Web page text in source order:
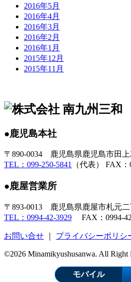
2016年5月
2016年4月
2016年3月
2016年2月
2016年1月
2015年12月
2015年11月
●鹿児島本社
〒890-0034 鹿児島県鹿児島市田上
TEL：099-250-5841
（代表） FAX
●鹿屋営業所
〒893-0013 鹿児島県鹿屋市札元二
TEL：0994-42-3929 FAX：0994-
お問い合せ プライバシーポリシ
©2026 Minamikyushusanwa. All Right
モバイル